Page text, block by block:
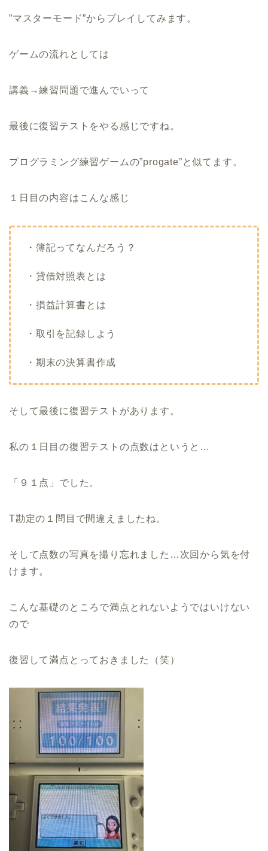
”マスターモード”からプレイしてみます。
ゲームの流れとしては
講義→練習問題で進んでいって
最後に復習テストをやる感じですね。
プログラミング練習ゲームの”progate”と似てます。
１日目の内容はこんな感じ
・簿記ってなんだろう？
・貸借対照表とは
・損益計算書とは
・取引を記録しよう
・期末の決算書作成
そして最後に復習テストがあります。
私の１日目の復習テストの点数はというと…
「９１点」でした。
T勘定の１問目で間違えましたね。
そして点数の写真を撮り忘れました…次回から気を付
けます。
こんな基礎のところで満点とれないようではいけない
ので
復習して満点とっておきました（笑）